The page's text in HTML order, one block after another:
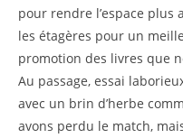
pour rendre l’espace plus
les étagères pour un
promotion des livres que
Au passage, essai
avec un brin d’herbe
avons perdu le match,